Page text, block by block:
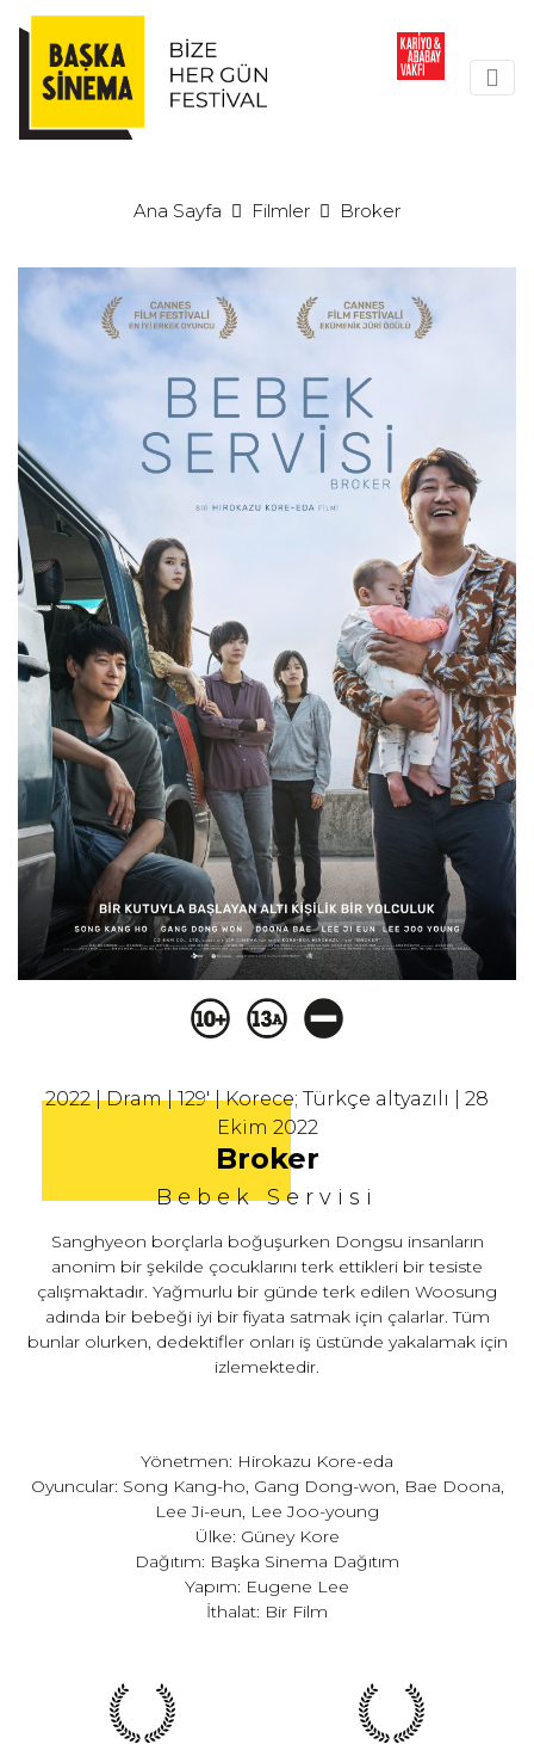
Ana Sayfa Filmler Broker
2022 | Dram | 129' | Korece; Türkçe altyazılı | 28
Ekim 2022
Broker
Bebek Servisi
Sanghyeon borçlarla boğuşurken Dongsu insanların
anonim bir şekilde çocuklarını terk ettikleri bir tesiste
çalışmaktadır. Yağmurlu bir günde terk edilen Woosung
adında bir bebeği iyi bir fiyata satmak için çalarlar. Tüm
bunlar olurken, dedektifler onları iş üstünde yakalamak için
izlemektedir.
Yönetmen: Hirokazu Kore-eda
Oyuncular: Song Kang-ho, Gang Dong-won, Bae Doona,
Lee Ji-eun, Lee Joo-young
Ülke: Güney Kore
Dağıtım: Başka Sinema Dağıtım
Yapım: Eugene Lee
İthalat: Bir Film